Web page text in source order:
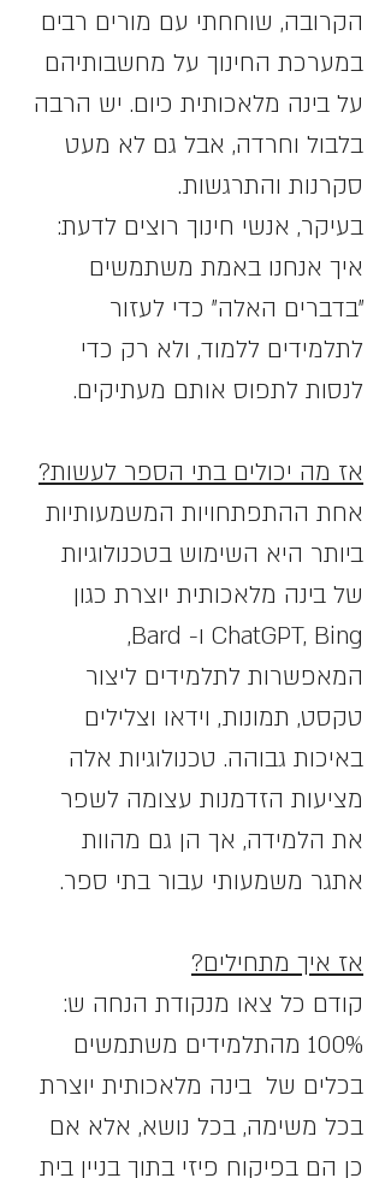
הקרובה, שוחחתי עם מורים רבים
במערכת החינוך על מחשבותיהם
על בינה מלאכותית כיום. יש הרבה
בלבול וחרדה, אבל גם לא מעט
סקרנות והתרגשות.
בעיקר, אנשי חינוך רוצים לדעת:
איך אנחנו באמת משתמשים
"בדברים האלה" כדי לעזור
לתלמידים ללמוד, ולא רק כדי
לנסות לתפוס אותם מעתיקים.
אז מה יכולים בתי הספר לעשות?
אחת ההתפתחויות המשמעותיות
ביותר היא השימוש בטכנולוגיות
של בינה מלאכותית יוצרת כגון
ChatGPT, Bing ו- Bard,
המאפשרות לתלמידים ליצור
טקסט, תמונות, וידאו וצלילים
באיכות גבוהה. טכנולוגיות אלה
מציעות הזדמנות עצומה לשפר
את הלמידה, אך הן גם מהוות
אתגר משמעותי עבור בתי ספר.
אז איך מתחילים?
קודם כל צאו מנקודת הנחה ש:
100% מהתלמידים משתמשים
בכלים של  בינה מלאכותית יוצרת
בכל משימה, בכל נושא, אלא אם
כן הם בפיקוח פיזי בתוך בניין בית